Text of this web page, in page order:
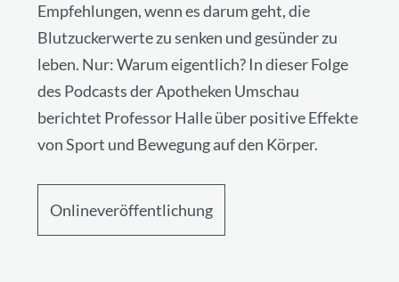
Empfehlungen, wenn es darum geht, die
Blutzuckerwerte zu senken und gesünder zu
leben. Nur: Warum eigentlich? In dieser Folge
des Podcasts der Apotheken Umschau
berichtet Professor Halle über positive Effekte
von Sport und Bewegung auf den Körper.
Onlineveröffentlichung